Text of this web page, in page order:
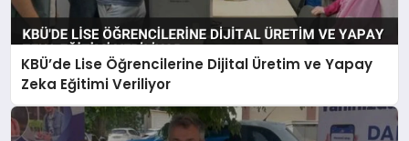
KBÜ’de Lise Öğrencilerine Dijital Üretim ve Yapay
Zeka Eğitimi Veriliyor